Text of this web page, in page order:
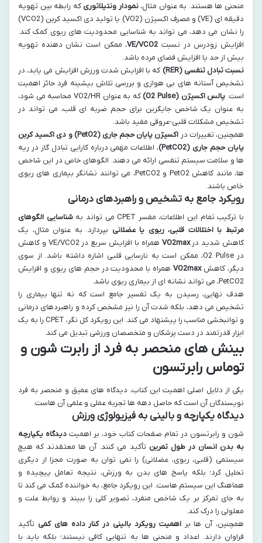
منحنی ها هستند. به عنوان مثال،نمودار ونتیلاتوری که رابطه بین تهویه
دقیقه ای (VE) و مصرف اکسیژن (VO2) یا تولید دی اکسید کربن (VCO2)
را نشان می دهد، می تواند به شناسایی محدودیت های ریوی کمک کند.
افزایش زودرس در نسبت VE/VCO2، ممکن است نشان دهنده تهویه
بیش از حد یا افزایش فضای مرده باشد.
نسبت تبادل تنفسی (RER)
که با افزایش شدت ورزش افزایش می یابد، در
تشخیص آستانه های بی هوازی و بررسی تلاش بیشینه فرد حائز اهمیت
است. پالس اکسیژن (O2 Pulse)
که به عنوان VO2/HR محاسبه می شود،
به عنوان یک شاخص جایگزین برای حجم ضربه ای قلب، می تواند در
تشخیص مشکلات قلبی-عروقی مفید باشد.
همچنین، تغییرات در
اکسیژن پایان حجم جاری (PetO2) و دی اکسید کربن
پایان حجم جاری (PetCO2)
، اطلاعات مهمی درباره کارایی تبادل گاز در ریه
ها و سلامت سیستم تنفسی ارائه می دهند. الگوهای خاص در این شاخص
ها، مانند کاهش PetO2 و PetCO2، می توانند نشانگر بیماری های ریوی
خاص باشند.
رویکرد جامع به تشخیص و راهبردهای درمانی
با ترکیب تمام این اطلاعات، مفسر CPET می تواند به
شناسایی الگوهای
مرتبط با اختلالات قلبی، ریوی یا عضلانی بپردازد. به عنوان مثال، یک
کاهش شدید درVO2max
همراه با افزایش سریع در VE/VCO2 و کاهش
در O2 Pulse، ممکن است به نارسایی قلبی اشاره داشته باشد. از سوی
دیگر، کاهشVO2maxهمراه با محدودیت در حجم های ریوی و افزایش
PetCO2، می تواند نشانه ای از بیماری ریوی باشد.
هدف نهایی، رسیدن به یک تفسیر جامع است که نه تنها بیماری را
تشخیص می دهد، بلکه شدت آن را نیز مشخص کرده و راهبردهای درمانی
و توانبخشی مناسب را پیشنهاد می کند. این رویکرد کل نگر، CPET را به یک
ابزار قدرتمند در دست پزشکان و متخصصان ورزشی تبدیل می کند.
بینش های منحصر به فرد از رابرت شون و
توماس رابرتسون
یکی از دلایل اصلی اهمیت این کتاب، دیدگاه های عمیق و منحصر به فرد
نویسندگان آن است که حاصل دهه ها تجربه عملی و علمی آن هاست.
دیدگاه یکپارچه و بالینی به فیزیولوژی ورزش
شون و رابرتسون در تمام صفحات کتاب خود، بر اهمیت دیدگاه یکپارچه
به بدن انسان در طول تمرین تأکید می کنند. آن ها معتقدند که هیچ
سیستمی (قلبی، ریوی، عضلانی) را نمی توان به صورت مجزا از دیگری
تحلیل کرد؛ بلکه پاسخ های بدن به ورزش، نتیجه تعامل پیچیده و
هماهنگ این سیستم هاست. این رویکرد جامع، به خواننده کمک می کند تا
به جای تمرکز بر یک شاخص منفرد، تصویر کلی را ببیند و روابط علت و
معلولی را درک کند.
همچنین، آن ها براهمیت رویکرد بالینی در کنار داده های کمی تأکید
فراوان دارند. اعداد و منحنی ها به تنهایی کافی نیستند؛ بلکه باید با